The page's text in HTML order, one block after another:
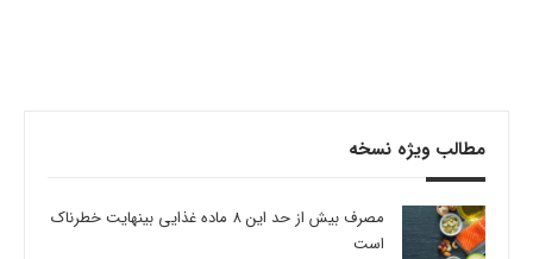
مطالب ویژه نسخه
مصرف بیش از حد این 8 ماده غذایی بینهایت خطرناک
است